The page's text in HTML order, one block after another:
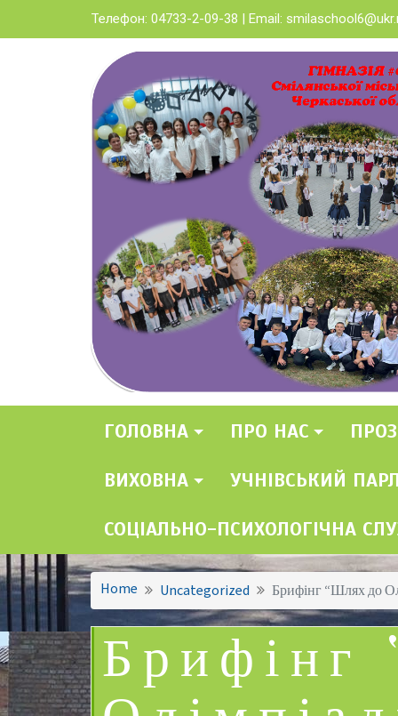
to
Телефон: 04733-2-09-38 | Email:
ГОЛОВНА ПРО НАС
ВИХОВНА УЧНІВСЬКИЙ
СОЦІАЛЬНО-ПСИХОЛОГІЧНА
Home Uncategorized Брифінг “Шлях до